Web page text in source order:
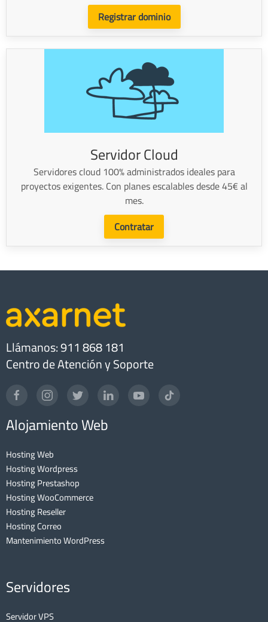
Registrar dominio
Servidor Cloud
Servidores cloud 100% administrados ideales para
proyectos exigentes. Con planes escalables desde 45€ al
mes.
Contratar
Llámanos: 911 868 181
Centro de Atención y Soporte
Alojamiento Web
Hosting Web
Hosting Wordpress
Hosting Prestashop
Hosting WooCommerce
Hosting Reseller
Hosting Correo
Mantenimiento WordPress
Servidores
Servidor VPS